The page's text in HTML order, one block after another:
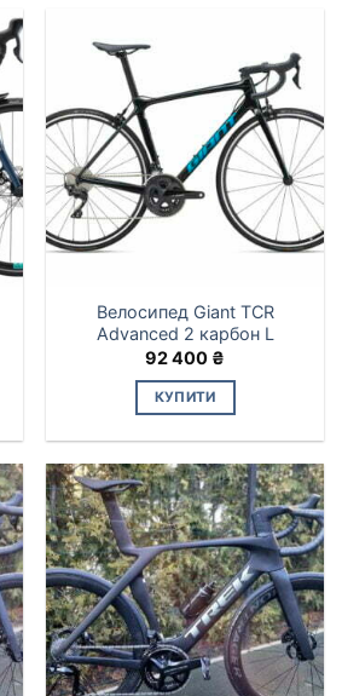
Велосипед Giant TCR
Advanced 2 карбон L
92 400 ₴
КУПИТИ